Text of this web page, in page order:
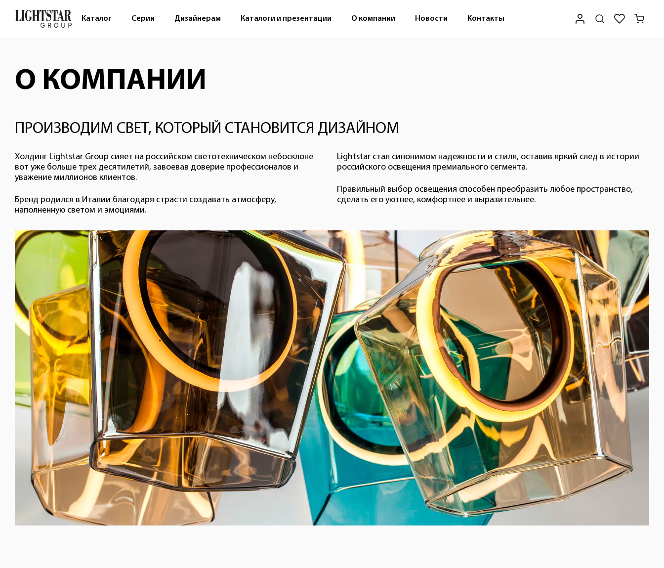
Каталог Серии Дизайнерам Каталоги и презентации О компании Новости Контакты
О КОМПАНИИ
ПРОИЗВОДИМ СВЕТ, КОТОРЫЙ СТАНОВИТСЯ ДИЗАЙНОМ
Холдинг Lightstar Group сияет на российском светотехническом небосклоне
вот уже больше трех десятилетий, завоевав доверие профессионалов и
уважение миллионов клиентов.
Бренд родился в Италии благодаря страсти создавать атмосферу,
наполненную светом и эмоциями.
Lightstar стал синонимом надежности и стиля, оставив яркий след в истории
российского освещения премиального сегмента.
Правильный выбор освещения способен преобразить любое пространство,
сделать его уютнее, комфортнее и выразительнее.